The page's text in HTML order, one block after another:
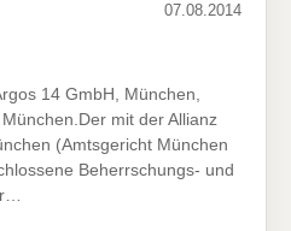
07.08.2014
14 GmbH, München,
mit der Allianz
(Amtsgericht München
Beherrschungs- und